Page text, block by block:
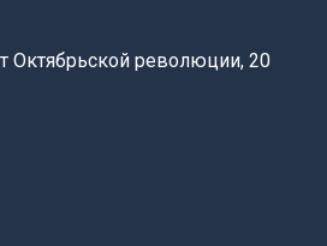
Октябрьской революции, 20